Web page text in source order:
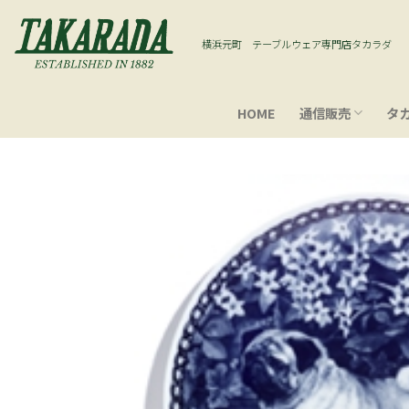
content
横浜元町 テーブルウェア専門店タカラダ
HOME 通信販売 タ